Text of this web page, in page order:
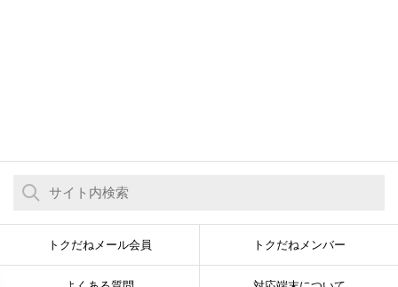
トクだねメール会員 トクだねメンバー